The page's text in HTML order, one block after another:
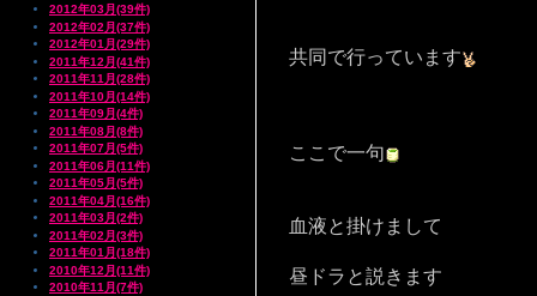
2012年03月(39件)
2012年02月(37件)
2012年01月(29件)
2011年12月(41件)
2011年11月(28件)
2011年10月(14件)
2011年09月(4件)
2011年08月(8件)
2011年07月(5件)
2011年06月(11件)
2011年05月(5件)
2011年04月(16件)
2011年03月(2件)
2011年02月(3件)
2011年01月(18件)
2010年12月(11件)
2010年11月(7件)
共同で行っています
ここで一句
血液と掛けまして
昼ドラと説きます